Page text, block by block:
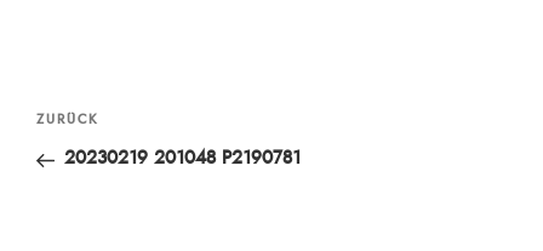
Beitragsnavigation
Vorheriger
Beitrag
ZURÜCK
20230219 201048 P2190781